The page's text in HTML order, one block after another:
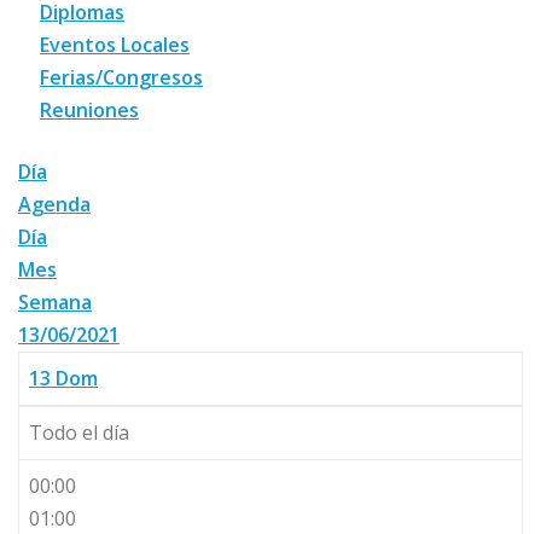
Diplomas
Eventos Locales
Ferias/Congresos
Reuniones
Día
Agenda
Día
Mes
Semana
13/06/2021
13 Dom
Todo el día
00:00
01:00